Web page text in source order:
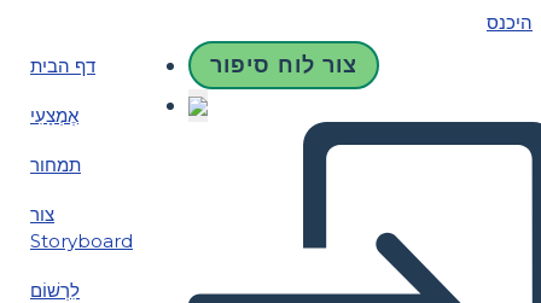
היכנס
דף הבית
אֶמְצָעִי
תמחור
צור
Storyboard
לִרְשׁוֹם
צור לוח סיפור